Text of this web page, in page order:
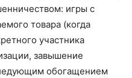
игры с
товара (когда
участника
завышение
обогащением